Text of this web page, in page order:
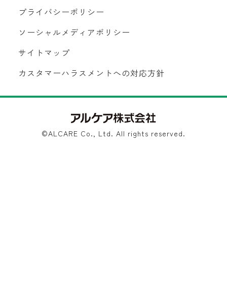
プライバシーポリシー
ソーシャルメディアポリシー
サイトマップ
カスタマーハラスメントへの対応方針
©ALCARE Co., Ltd. All rights reserved.